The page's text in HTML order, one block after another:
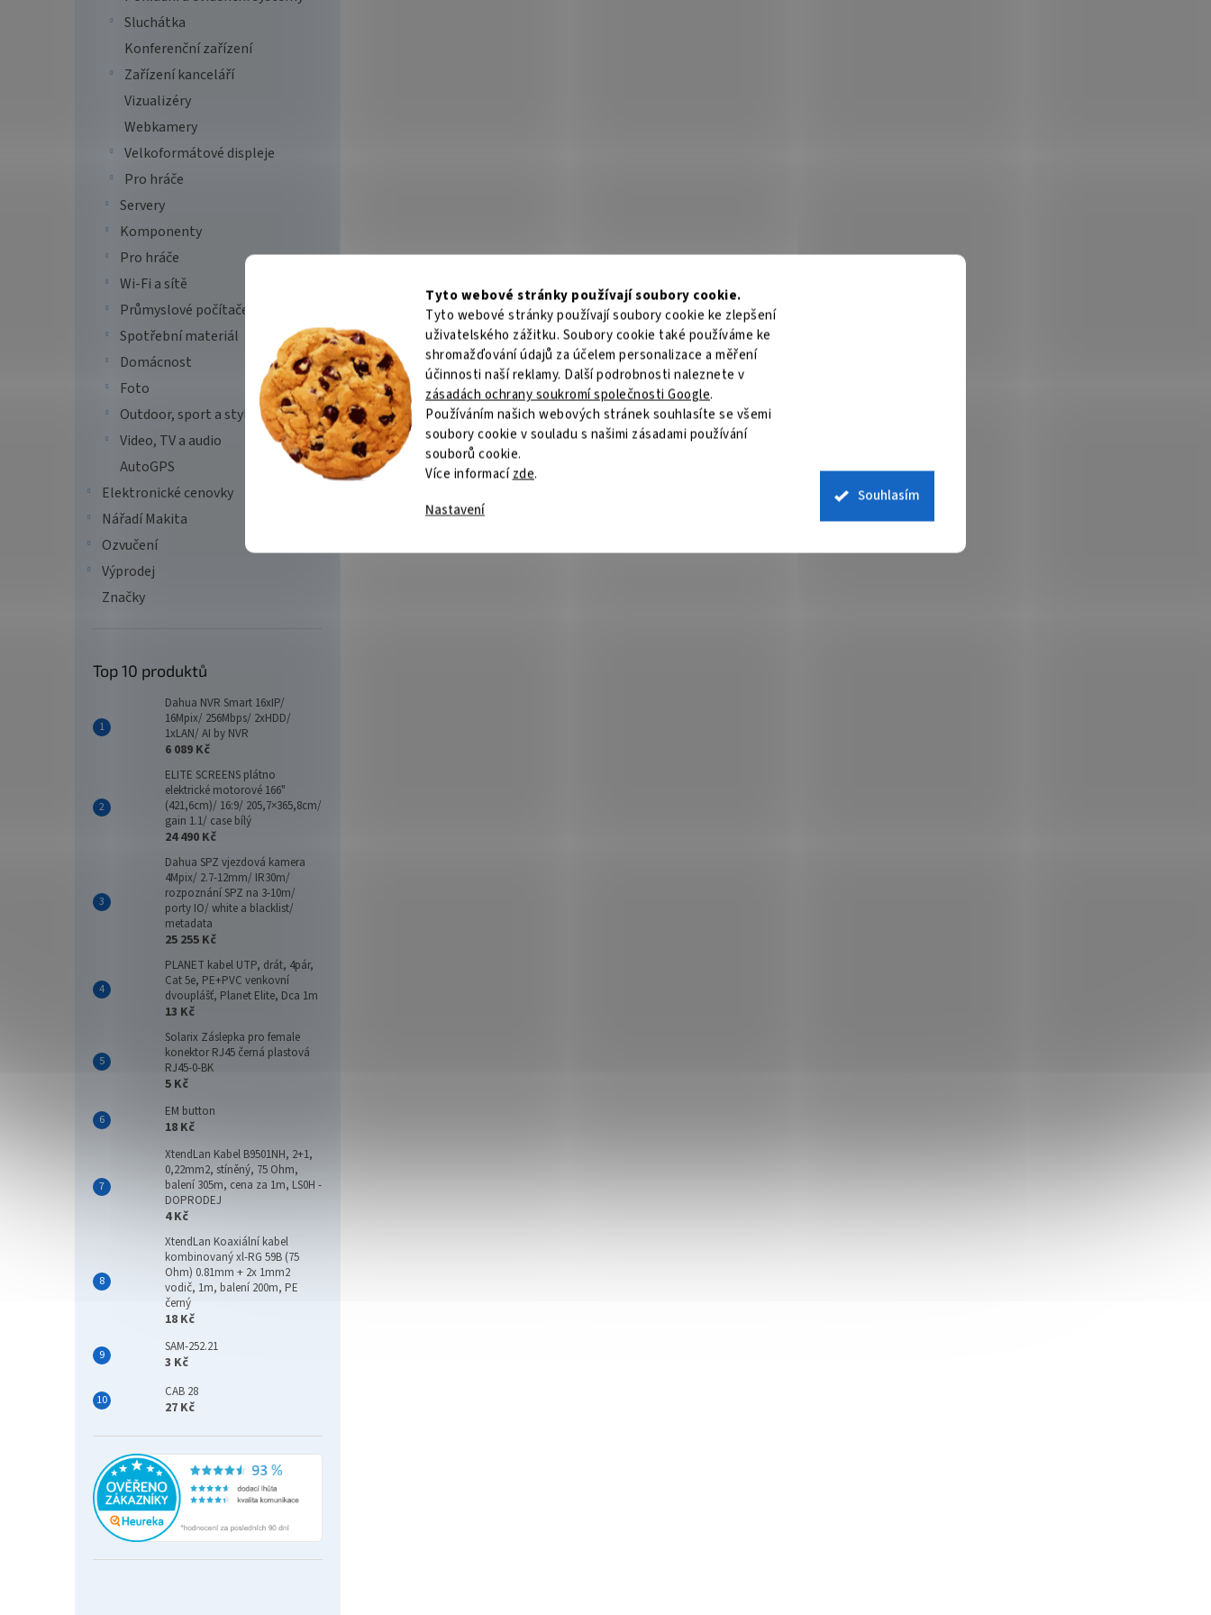
Tyto webové stránky používají soubory cookie.
Tyto webové stránky používají soubory cookie ke zlepšení
uživatelského zážitku. Soubory cookie také používáme ke
shromažďování údajů za účelem personalizace a měření
účinnosti naší reklamy. Další podrobnosti naleznete v
zásadách ochrany soukromí společnosti Google.
Používáním našich webových stránek souhlasíte se všemi
soubory cookie v souladu s našimi zásadami používání
souborů cookie.
Více informacízde.
Nastavení
Souhlasím
Sluchátka
Konferenční zařízení
Zařízení kanceláří
Vizualizéry
Webkamery
Velkoformátové displeje
Pro hráče
Servery
Komponenty
Pro hráče
Wi-Fi a sítě
Průmyslové počítače
Spotřební materiál
Domácnost
Foto
Outdoor, sport a styl
Video, TV a audio
AutoGPS
Elektronické cenovky
Nářadí Makita
Ozvučení
Výprodej
Značky
Top 10 produktů
Dahua NVR Smart 16xIP/
16Mpix/ 256Mbps/ 2xHDD/
1xLAN/ AI by NVR
6 089 Kč
ELITE SCREENS plátno
elektrické motorové 166"
(421,6cm)/ 16:9/ 205,7×365,8cm/
gain 1.1/ case bílý
24 490 Kč
Dahua SPZ vjezdová kamera
4Mpix/ 2.7-12mm/ IR30m/
rozpoznání SPZ na 3-10m/
porty IO/ white a blacklist/
metadata
25 255 Kč
PLANET kabel UTP, drát, 4pár,
Cat 5e, PE+PVC venkovní
dvouplášť, Planet Elite, Dca 1m
13 Kč
Solarix Záslepka pro female
konektor RJ45 černá plastová
RJ45-0-BK
5 Kč
EM button
18 Kč
XtendLan Kabel B9501NH, 2+1,
0,22mm2, stíněný, 75 Ohm,
balení 305m, cena za 1m, LS0H -
DOPRODEJ
4 Kč
XtendLan Koaxiální kabel
kombinovaný xl-RG 59B (75
Ohm) 0.81mm + 2x 1mm2
vodič, 1m, balení 200m, PE
černý
18 Kč
SAM-252.21
3 Kč
CAB 28
27 Kč